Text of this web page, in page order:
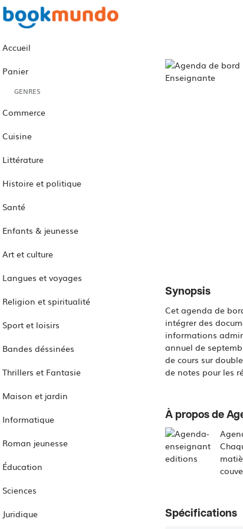
Accueil
Panier
GENRES
Commerce
Cuisine
Littérature
Histoire et politique
Santé
Enfants & jeunesse
Art et culture
Langues et voyages
Religion et spiritualité
Sport et loisirs
Bandes déssinées
Thrillers et Fantasie
Maison et jardin
Informatique
Roman jeunesse
Éducation
Sciences
Juridique
Synopsis
Cet agenda de
intégrer des
informations
annuel de
de cours sur
de notes pour les
À propos de
Spécifications